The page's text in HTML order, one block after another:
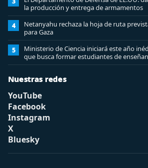
la producción y entrega de armamentos
4
Netanyahu rechaza la hoja de ruta
para Gaza
5
Ministerio de Ciencia iniciará este año
que busca formar estudiantes de
ciberseguridad
Nuestras redes
YouTube
Facebook
Instagram
X
Bluesky